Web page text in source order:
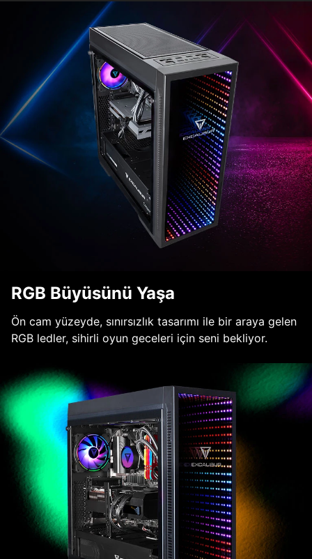
RGB Büyüsünü Yaşa
Ön cam yüzeyde, sınırsızlık tasarımı ile bir araya gelen
RGB ledler, sihirli oyun geceleri için seni bekliyor.